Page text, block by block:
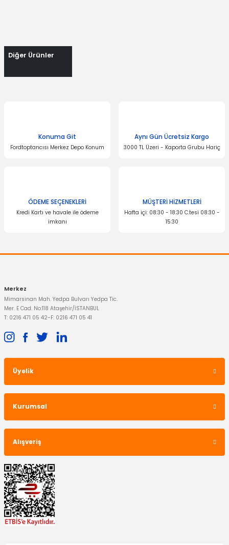
Diğer Ürünler
Konuma Git
Fordtoptancısı Merkez Depo Konum
Aynı Gün Ücretsiz Kargo
3000 TL Üzeri - Kaporta Grubu Hariç
ÖDEME SEÇENEKLERİ
Kredi Kartı ve havale ile ödeme
imkanı
MÜŞTERİ HİZMETLERİ
Hafta içi: 08:30 - 18:30 C.tesi 08:30 -
15:30
Merkez
Mimarsinan Mah. Yedpa Bulvarı Yedpa Tic.
Mer. E Cad. No:118 Ataşehir/İSTANBUL
T: 0216 471 05 42-F: 0216 471 05 41
Üyelik
Kurumsal
Alışveriş